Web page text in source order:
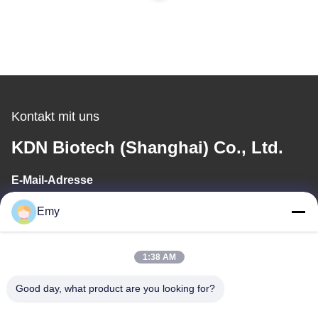
Kontakt mit uns
KDN Biotech (Shanghai) Co., Ltd.
E-Mail-Adresse
panxy@vlandgroup.com
Unsere Adresse
Emy
1:38 AM
Good day, what product are you looking for?